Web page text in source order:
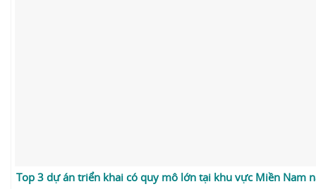
Top 3 dự án triển khai có quy mô lớn tại khu vực Miền Nam